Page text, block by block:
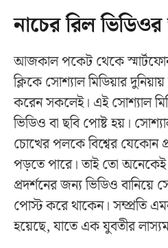
নাচের রিল
আজকাল পকেট থেকে
ক্লিকে সোশ্যাল মিডিয়ার
করেন সকলেই। এই সোশ্যাল
ভিডিও বা ছবি পোষ্ট হয়।
চোখের পলকে বিশ্বের যেকোন
পড়তে পারে। তাই তো অনেকেই
প্রদর্শনের জন্য ভিডিও বানিয়ে
পোস্ট করে থাকেন। সম্প্রতি
হয়েছে, যাতে এক যুবতীর